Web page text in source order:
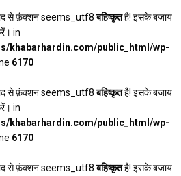
से फ़ंक्शन seems_utf8बहिष्कृतहै! इसके बजाय
in
khabarhardin.com/public_html/wp-
6170
से फ़ंक्शन seems_utf8बहिष्कृतहै! इसके बजाय
in
khabarhardin.com/public_html/wp-
6170
से फ़ंक्शन seems_utf8बहिष्कृतहै! इसके बजाय